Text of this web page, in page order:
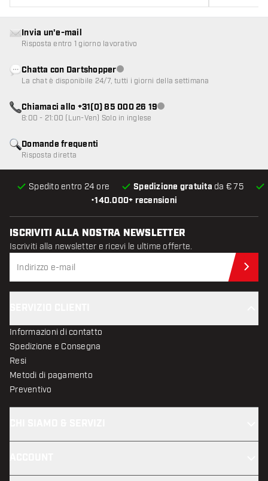
•140.000+ recensioni
Spedito entro 24 ore Spedizione gratuita da € 75
Domande frequenti
Risposta diretta
Invia un'e-mail
Risposta entro 1 giorno lavorativo
Chatta con DartshopperServizio clienti non disponibile
La chat è disponibile 24/7, tutti i giorni della settimana
Chiamaci allo +31(0) 85 000 26 19Servizio clienti non disponibile
8:00 - 21:00 (Lun-Ven) Solo in inglese
ISCRIVITI ALLA NOSTRA NEWSLETTER
Iscriviti alla newsletter e ricevi le ultime offerte.
Informazioni di contatto
Spedizione e Consegna
Resi
Metodi di pagamento
Preventivo